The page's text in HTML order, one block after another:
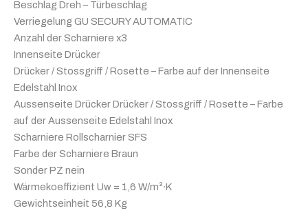
Beschlag Dreh – Türbeschlag
Verriegelung GU SECURY AUTOMATIC
Anzahl der Scharniere x3
Innenseite Drücker
Drücker / Stossgriff / Rosette – Farbe auf der Innenseite
Edelstahl Inox
Aussenseite Drücker Drücker / Stossgriff / Rosette – Farbe
auf der Aussenseite Edelstahl Inox
Scharniere Rollscharnier SFS
Farbe der Scharniere Braun
Sonder PZ nein
Wärmekoeffizient Uw = 1,6 W/m²∙K
Gewichtseinheit 56,8 Kg